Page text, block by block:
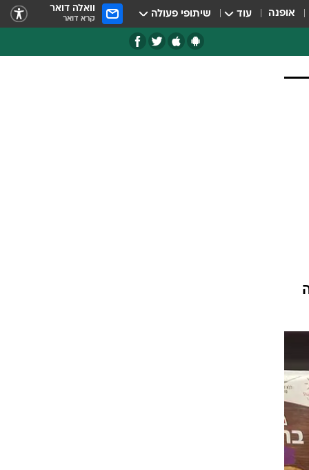
אופנה עוד שיתופי פעולה וואלה דואר
קרא דואר
רשמה